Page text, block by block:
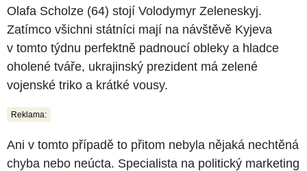
Olafa Scholze (64) stojí Volodymyr Zeleneskyj.
Zatímco všichni státníci mají na návštěvě Kyjeva
v tomto týdnu perfektně padnoucí obleky a hladce
oholené tváře, ukrajinský prezident má zelené
vojenské triko a krátké vousy.
Reklama:
Ani v tomto případě to přitom nebyla nějaká nechtěná
chyba nebo neúcta. Specialista na politický marketing